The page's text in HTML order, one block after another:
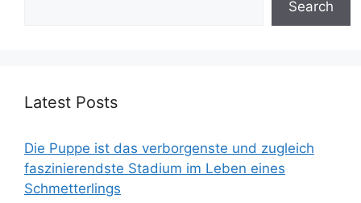
Search
Latest Posts
Die Puppe ist das verborgenste und zugleich
faszinierendste Stadium im Leben eines
Schmetterlings